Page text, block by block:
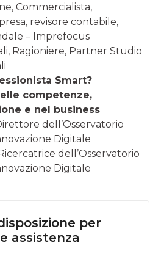
Commercialista,
revisore contabile,
– Imprefocus
Ragioniere, Partner Studio
Smart?
competenze,
e nel business
dell’Osservatorio
Digitale
dell’Osservatorio
Digitale
per
assistenza